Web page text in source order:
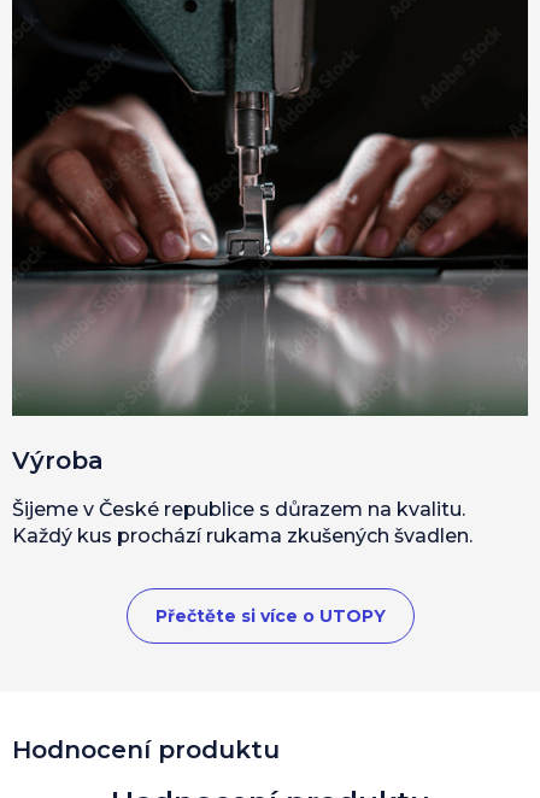
Hodnocení produktu
Výroba
Šijeme v České republice s důrazem na kvalitu.
Každý kus prochází rukama zkušených švadlen.
Přečtěte si více o UTOPY